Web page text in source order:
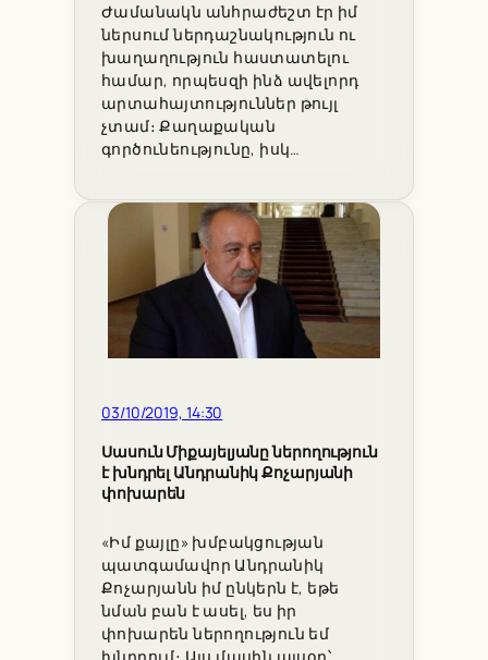
Ժամանակն անհրաժեշտ էր իմ
ներսում ներդաշնակություն ու
խաղաղություն հաստատելու
համար, որպեսզի ինձ ավելորդ
արտահայտություններ թույլ
չտամ։ Քաղաքական
գործունեությունը, իսկ…
03/10/2019, 14:30
Սասուն Միքայելյանը ներողություն
է խնդրել Անդրանիկ Քոչարյանի
փոխարեն
«Իմ քայլը» խմբակցության
պատգամավոր Անդրանիկ
Քոչարյանն իմ ընկերն է, եթե
նման բան է ասել, ես իր
փոխարեն ներողություն եմ